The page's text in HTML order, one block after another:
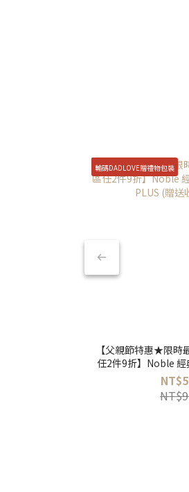
輸碼DADLOVE贈禮物包裝
【父親節特惠★限
任2件9折】Noble
PLUS (贈送